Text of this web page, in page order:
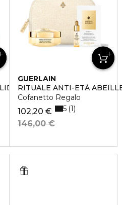
KIT
GUERLAIN
RITUALE ANTI-ETÀ
Cofanetto Regalo
102,20 €
146,00 €
5 1